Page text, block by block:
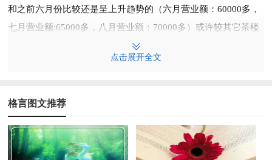
和之前六月份比较还是呈上升趋势的（六月营业额：60000多，
七月营业额:65000多，八月营业额：70000多）或许较其它茶楼
和咖啡厅来说这样的业绩只能用惨淡形容，但是就欧洲房子目前
的规模和设施而言，这样的业绩也在情理之中。
让公司尽早步入正轨，做出我们的企业文化，欧洲房子鼎盛的日
子也就随之来临
二、吧台的营业成本：吧台比厨房的利润高，主要还是表现
点击展开全文
格言图文推荐